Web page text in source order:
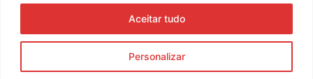
Personalizar
Aceitar tudo
Enviar